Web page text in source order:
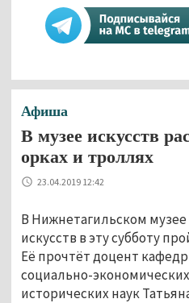
Афиша
В музее искусств
орках и троллях
23.04.2019 12:42
В Нижнетагильском
искусств в эту субботу
Её прочтёт доцент
социально-
исторических наук